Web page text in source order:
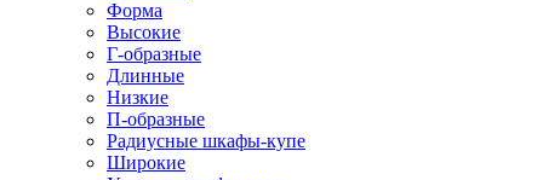
Форма
Высокие
Г-образные
Длинные
Низкие
П-образные
Радиусные шкафы-купе
Широкие